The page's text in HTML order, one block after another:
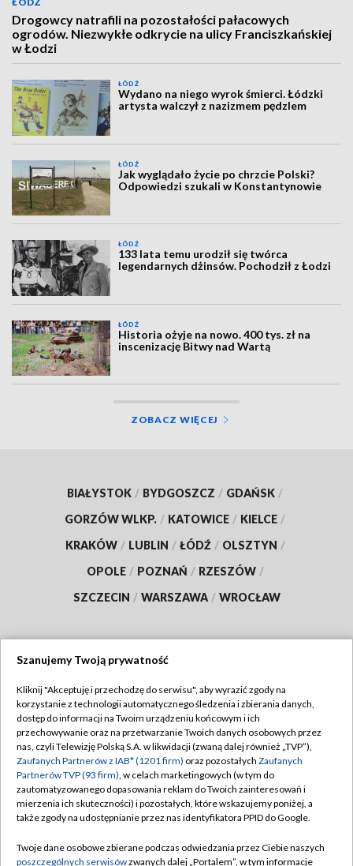
Drogowcy natrafili na pozostałości pałacowych
ogrodów. Niezwykłe odkrycie na ulicy Franciszkańskiej
w Łodzi
ŁÓDŹ
Wydano na niego wyrok śmierci. Łódzki
artysta walczył z nazizmem pędzlem
ŁÓDŹ
Jak wyglądało życie po chrzcie Polski?
Odpowiedzi szukali w Konstantynowie
ŁÓDŹ
133 lata temu urodził się twórca
legendarnych dżinsów. Pochodził z Łodzi
ŁÓDŹ
Historia ożyje na nowo. 400 tys. zł na
inscenizację Bitwy nad Wartą
ZOBACZ WIĘCEJ
BIAŁYSTOK / BYDGOSZCZ / GDAŃSK /
GORZÓW WLKP. / KATOWICE / KIELCE /
KRAKÓW / LUBLIN / ŁÓDŹ / OLSZTYN /
OPOLE / POZNAŃ / RZESZÓW /
SZCZECIN / WARSZAWA / WROCŁAW
TVP
Abonament TVP
Emisja w TVP
Centrum informacji TVP
Naziemna Telewizja Cyfrowa
Rada Programowa
Regulamin TVP
Polityka prywatności
Moje zgody
Pomoc
Szanujemy Twoją prywatność
Kliknij "Akceptuję i przechodzę do serwisu", aby wyrazić zgody na
korzystanie z technologii automatycznego śledzenia i zbierania danych,
dostęp do informacji na Twoim urządzeniu końcowym i ich
przechowywanie oraz na przetwarzanie Twoich danych osobowych przez
nas, czyli Telewizję Polską S.A. w likwidacji (zwaną dalej również „TVP”),
Zaufanych Partnerów z IAB* (1201 firm) oraz pozostałych Zaufanych
Partnerów TVP (93 firm), w celach marketingowych (w tym do
zautomatyzowanego dopasowania reklam do Twoich zainteresowań i
mierzenia ich skuteczności) i pozostałych, które wskazujemy poniżej, a
także zgody na udostępnianie przez nas identyfikatora PPID do Google.
Twoje dane osobowe zbierane podczas odwiedzania przez Ciebie naszych
poszczególnych serwisówzwanych dalej „Portalem”, w tym informacje